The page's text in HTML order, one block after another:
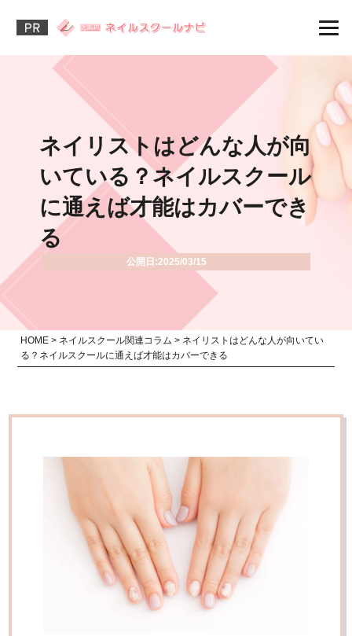
ネイリストはどんな人が向
いている？ネイルスクール
に通えば才能はカバーでき
る
公開日:2025/03/15
HOME > ネイルスクール関連コラム > ネイリストはどんな人が向いてい
る？ネイルスクールに通えば才能はカバーできる